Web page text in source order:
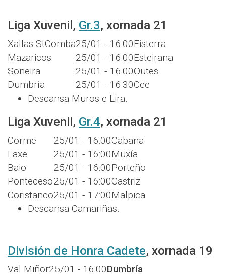
Liga Xuvenil, Gr.3, xornada 21
Xallas StComba25/01 - 16:00Fisterra
Mazaricos
25/01 - 16:00Esteirana
Soneira
25/01 - 16:00Outes
Dumbría
25/01 - 16:30Cee
Descansa Muros e Lira.
Liga Xuvenil, Gr.4, xornada 21
Corme 25/01 - 16:00Cabana
Laxe
25/01 - 16:00Muxía
Baio
25/01 - 16:00Porteño
Ponteceso25/01 - 16:00Castriz
Coristanco25/01 - 17:00Malpica
Descansa Camariñas.
División de Honra Cadete, xornada 19
Val Miñor25/01 - 16:00Dumbría